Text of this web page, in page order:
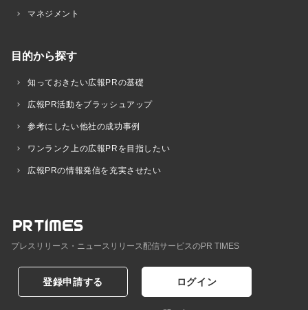
マネジメント
目的から探す
知っておきたい広報PRの基礎
広報PR活動をブラッシュアップ
参考にしたい他社の成功事例
ワンランク上の広報PRを目指したい
広報PRの情報発信を充実させたい
プレスリリース・ニュースリリース配信サービスのPR TIMES
登録申請する ログイン